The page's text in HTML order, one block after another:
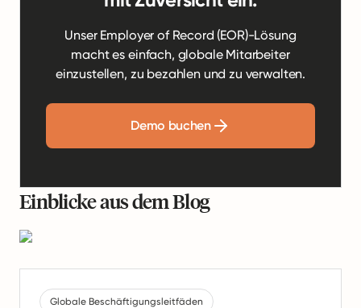
Unser Employer of Record (EOR)-Lösung
macht es einfach, globale Mitarbeiter
einzustellen, zu bezahlen und zu verwalten.
Demo buchen
Einblicke aus dem Blog
Globale Beschäftigungsleitfäden